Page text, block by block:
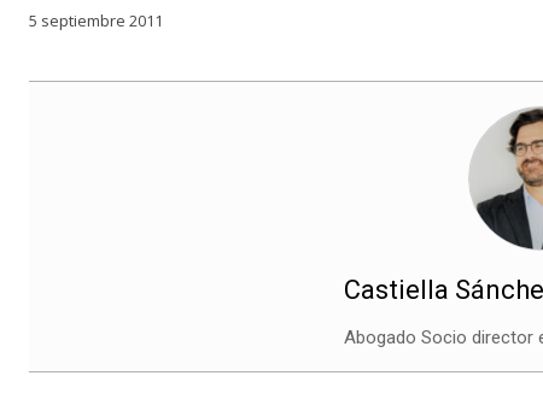
5 septiembre 2011
Castiella
Abogado Socio director